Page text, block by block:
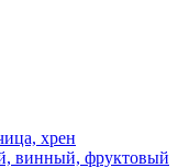
хрен
винный, фруктовый